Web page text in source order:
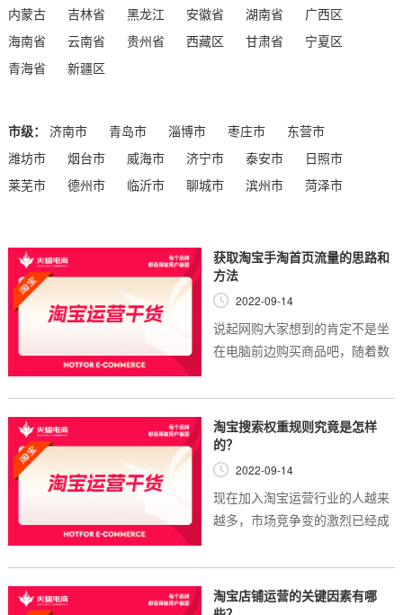
内蒙古
吉林省 黑龙江 安徽省 湖南省
广西区
海南省
云南省 贵州省 西藏区 甘肃省
宁夏区
青海省
新疆区
市级： 济南市 青岛市 淄博市 枣庄市
东营市
潍坊市
烟台市 威海市 济宁市 泰安市
日照市
莱芜市
德州市 临沂市 聊城市 滨州市 菏泽市
获取淘宝手淘首页流量的思路和
方法
2022-09-14
说起网购大家想到的肯定不是坐
在电脑前边购买商品吧，随着数
好多小朋友们的玩具，手机既然
如此普及，所以大家在空闲时间
逛淘宝店肯定都...
淘宝搜索权重规则究竟是怎样
的？
2022-09-14
现在加入淘宝运营行业的人越来
越多，市场竞争变的激烈已经成
也在进行不断的发展和更新，之
前像直通车这样的推广工具也不
再像之前那么简...
淘宝店铺运营的关键因素有哪